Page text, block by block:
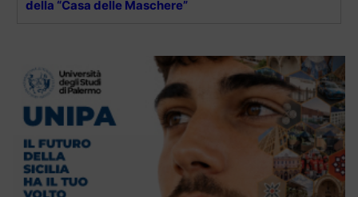
della “Casa delle Maschere”